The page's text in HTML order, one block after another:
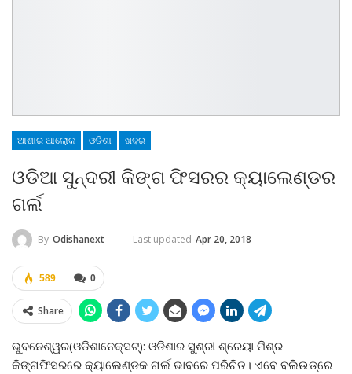
ଆଶାର ଆଲୋକ ଓଡିଶା ଖବର
ଓଡିଆ ସୁନ୍ଦରୀ କିଙ୍ଗ ଫିସରର କ୍ୟାଲେଣ୍ଡର
ଗର୍ଲ
By Odishanext Last updated Apr 20, 2018
0
589
Share
ଭୁବନେଶ୍ୱର(ଓଡିଶାନେକ୍ସଟ୍‌): ଓଡିଶାର ସୁଶ୍ରୀ ଶ୍ରେୟା ମିଶ୍ର
କିଙ୍ଗଫିସରରେ କ୍ୟାଲେଣ୍ଡକ ଗର୍ଲ ଭାବରେ ପରିଚିତ। ଏବେ ବଲିଉଡ୍‌ରେ